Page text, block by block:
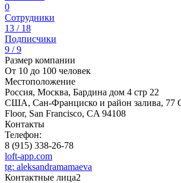
0
Сотрудники
13 / 18
Подписчики
9 / 9
Размер компании
От 10 до 100 человек
Местоположение
Россия, Москва, Бардина дом 4 стр 22
США, Сан-Франциско и район залива, 77
Floor, San Francisco, CA 94108
Контакты
Телефон:
8 (915) 338-26-78‬
loft-app.com
tg: aleksandramamaeva
Контактные лица2